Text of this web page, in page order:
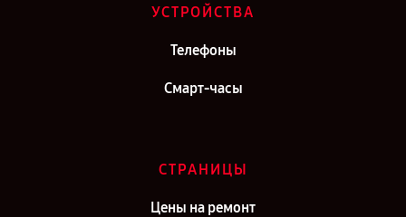
УСТРОЙСТВА
Телефоны
Смарт-часы
СТРАНИЦЫ
Цены на ремонт